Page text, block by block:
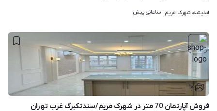
اندیشه، شهرک مریم | ساعاتی پیش
۱۰
فروش آپارتمان 70 متر در شهرک مریم/سندتکبرگ غرب تهران